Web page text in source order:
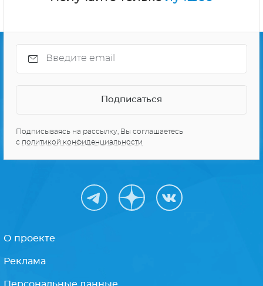
Подписываясь на рассылку, Вы соглашаетесь
с политикой конфиденциальности
О проекте
Реклама